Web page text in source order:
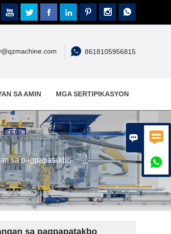
 

      
 8618105956815
SA AMIN MGA SERTIPIKASYON
sa pagpapatakbo
sa pagpapatakbo